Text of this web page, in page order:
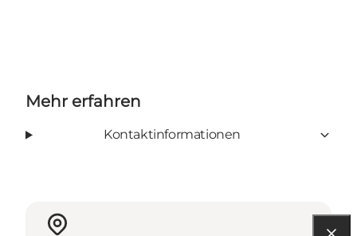
Mehr erfahren
Kontaktinformationen